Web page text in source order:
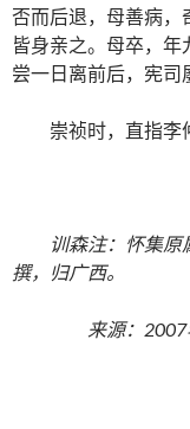
否而后退，母善病，
皆身亲之。母卒，
尝一日离前后，宪司
崇祯时，直指李
训森注：怀集
撰，归广西。
来源：